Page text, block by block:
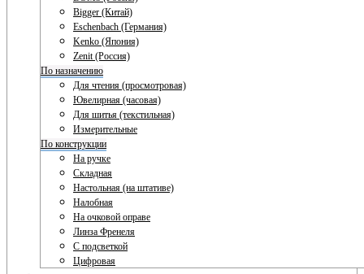
Bigger (Китай)
Eschenbach (Германия)
Kenko (Япония)
Zenit (Россия)
По назначению
Для чтения (просмотровая)
Ювелирная (часовая)
Для шитья (текстильная)
Измерительные
По конструкции
На ручке
Складная
Настольная (на штативе)
Налобная
На очковой оправе
Линза Френеля
С подсветкой
Цифровая